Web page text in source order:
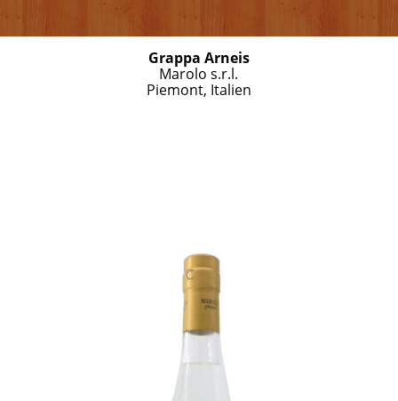
Grappa Arneis
Marolo s.r.l.
Piemont, Italien